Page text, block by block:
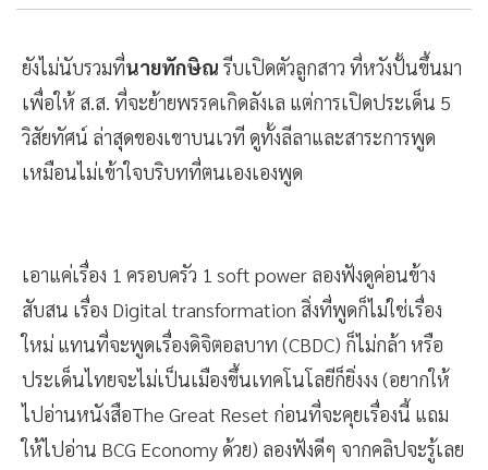
ยังไม่นับรวมที่นายทักษิณ รีบเปิดตัวลูกสาว ที่หวังปั้นขึ้นมา
เพื่อให้ ส.ส. ที่จะย้ายพรรคเกิดลังเล แต่การเปิดประเด็น 5
วิสัยทัศน์ ล่าสุดของเขาบนเวที ดูทั้งลีลาและสาระการพูด
เหมือนไม่เข้าใจบริบทที่ตนเองเองพูด
เอาแค่เรื่อง 1 ครอบครัว 1 soft power ลองฟังดูค่อนข้าง
สับสน เรื่อง Digital transformation สิ่งที่พูดก็ไม่ใช่เรื่อง
ใหม่ แทนที่จะพูดเรื่องดิจิตอลบาท (CBDC) ก็ไม่กล้า หรือ
ประเด็นไทยจะไม่เป็นเมืองขึ้นเทคโนโลยีก็ยิ่งงง (อยากให้
ไปอ่านหนังสือThe Great Reset ก่อนที่จะคุยเรื่องนี้ แถม
ให้ไปอ่าน BCG Economy ด้วย) ลองฟังดีๆ จากคลิปจะรู้เลย